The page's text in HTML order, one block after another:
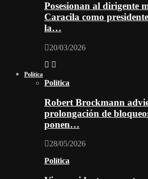
Posesionan al dirigente
Caracila como
la…
20/03/2026
Política
Política
Robert Brockmann
prolongación de
ponen…
28/05/2026
Política